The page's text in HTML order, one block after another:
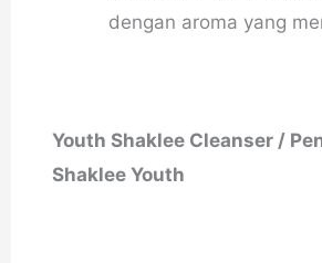
dengan aroma yang
Youth Shaklee Cleanser /
Shaklee Youth